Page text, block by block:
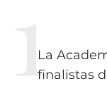
La
finalistas